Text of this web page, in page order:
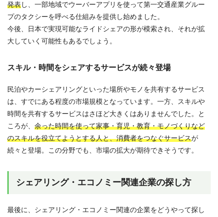
発表し、一部地域でウーバーアプリを使って第一交通産業グルー
プのタクシーを呼べる仕組みを提供し始めました。
今後、日本で実現可能なライドシェアの形が模索され、それが拡
大していく可能性もあるでしょう。
スキル・時間をシェアするサービスが続々登場
民泊やカーシェアリングといった場所やモノを共有するサービス
は、すでにある程度の市場規模となっています。一方、スキルや
時間を共有するサービスはさほど大きくはありませんでした。と
ころが、 余った時間を使って家事・育児・教育・モノづくりなど
のスキルを役立てようとする人と、消費者をつなぐサービスが
続々と登場。この分野でも、市場の拡大が期待できそうです。
シェアリング・エコノミー関連企業の探し方
最後に、シェアリング・エコノミー関連の企業をどうやって探し